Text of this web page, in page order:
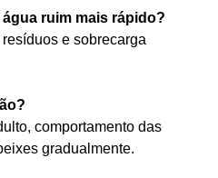
ruim mais rápido?
e sobrecarga
comportamento das
gradualmente.